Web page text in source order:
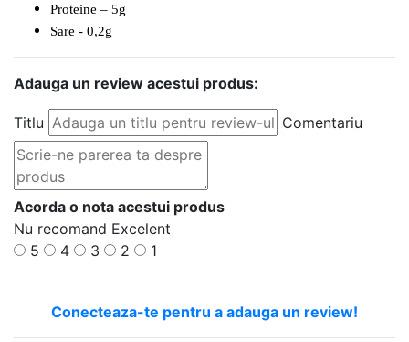
Proteine – 5g
Sare - 0,2g
Adauga un review acestui produs:
Titlu Comentariu
Acorda o nota acestui produs
Nu recomand Excelent
5
4 3 2 1
Conecteaza-te pentru a adauga un review!